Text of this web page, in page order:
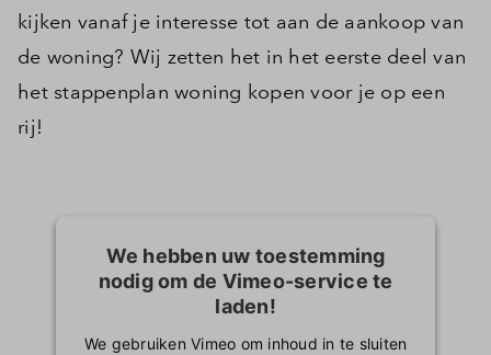
kijken vanaf je interesse tot aan de aankoop van
de woning? Wij zetten het in het eerste deel van
het stappenplan woning kopen voor je op een
rij!
We hebben uw toestemming
nodig om de Vimeo-service te
laden!
We gebruiken Vimeo om inhoud in te sluiten